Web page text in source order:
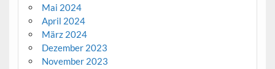
Mai 2024
April 2024
März 2024
Dezember 2023
November 2023